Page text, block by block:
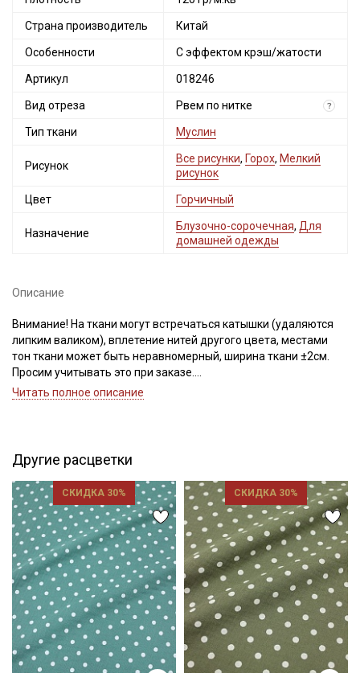
Страна производитель Китай
Особенности С эффектом крэш/жатости
Артикул 018246
Вид отреза Рвем по нитке ?
Тип ткани Муслин
Рисунок
Все рисунки, Горох, Мелкий
рисунок
Цвет Горчичный
Назначение
Блузочно-сорочечная, Для
домашней одежды
Описание
Внимание! На ткани могут встречаться катышки (удаляются
липким валиком), вплетение нитей другого цвета, местами
тон ткани может быть неравномерный, ширина ткани ±2см.
Просим учитывать это при заказе.
волнистой жатости. Состоит из двух слоев тончайшего
муслина с редким переплетением, слои внутри прошиты
тонкой нитью, благодаря двухслойности, практически не
просвечивает. При всей легкости и воздушности ткань
достаточно прочная и износостойкая, но стоит учитывать, что
из-за рыхлого переплетения, на швах при сильной нагрузке
склонна к расхождению нитей, поэтому рекомендуется
выбирать модели свободного кроя.
Муслин отлично подходит для пошива взрослой и детской
одежды, домашнего текстиля, прекрасно смотрится в
сочетании с сатином, вафельным полотном, фактурным
хлопком.
Ткань дает усадку до 5% перед пошивом постирайте отрез
при температуре дальнейших стирок, не выше 40C
Читать полное описание
Другие расцветки
СКИДКА 30% СКИДКА 30%
Секретная рассылка от Купава
Мы публикуем здесь дополнительные
промокоды и скидки до 30% на узкие
категории тканей
Электронная почта